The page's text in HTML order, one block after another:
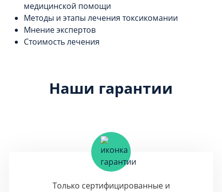
медицинской помощи
Методы и этапы лечения токсикомании
Мнение экспертов
Стоимость лечения
Наши гарантии
Только сертифицированные и